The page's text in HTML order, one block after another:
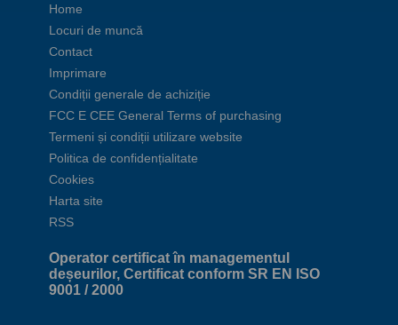
Home
Locuri de muncă
Contact
Imprimare
Condiții generale de achiziție
FCC E CEE General Terms of purchasing
Termeni și condiții utilizare website
Politica de confidențialitate
Cookies
Harta site
RSS
Operator certificat în managementul
deșeurilor, Certificat conform SR EN ISO
9001 / 2000